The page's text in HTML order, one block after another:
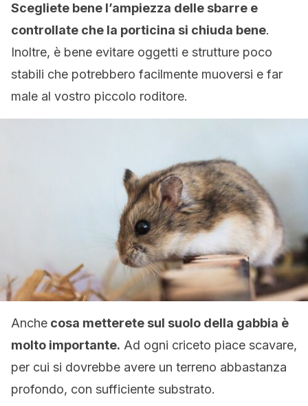
Scegliete bene l’ampiezza delle sbarre e
controllate che la porticina si chiuda bene.
Inoltre, è bene evitare oggetti e strutture poco
stabili che potrebbero facilmente muoversi e far
male al vostro piccolo roditore.
Anche cosa metterete sul suolo della gabbia è
molto importante. Ad ogni criceto piace scavare,
per cui si dovrebbe avere un terreno abbastanza
profondo, con sufficiente substrato.